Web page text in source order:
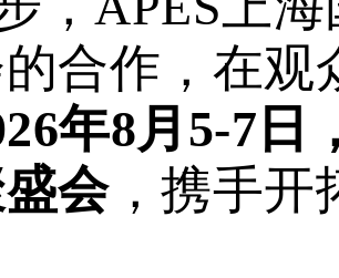
合作，在观
年8月5-7日
会，携手开